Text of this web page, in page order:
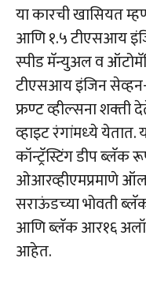
या कारची खासियत
आणि १.५ टीएसआय
स्‍पीड मॅन्‍युअल व
टीएसआय इंजिन सेव्‍हन-
फ्रण्‍ट व्‍हील्‍सना शक्‍ती
व्‍हाइट रंगांमध्‍ये येतात.
कॉन्‍ट्रॅस्टिंग डीप ब्‍लॅक
ओआरव्‍हीएमप्रमाणे
सराऊंडच्‍या भोवती
आणि ब्‍लॅक आर१६
आहेत.